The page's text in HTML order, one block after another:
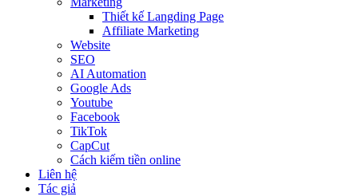
Thiết kế Langding Page
Affiliate Marketing
Website
SEO
AI Automation
Google Ads
Youtube
Facebook
TikTok
CapCut
Cách kiếm tiền online
Liên hệ
Tác giả